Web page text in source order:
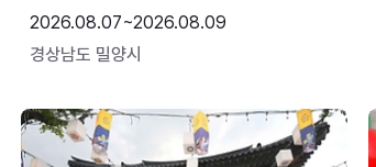
2026.08.07~2026.08.09
경상남도 밀양시